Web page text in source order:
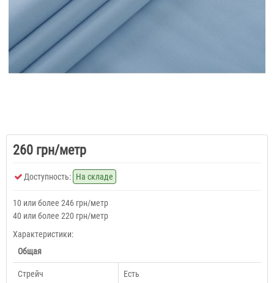
260 грн/метр
Доступность: На складе
10 или более 246 грн/метр
40 или более 220 грн/метр
Характеристики:
Общая
Cтрейч Есть